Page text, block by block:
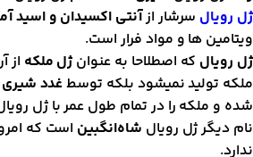
رویال سرشار ازآنتی اکسیدان و اسید
ها و مواد فرار است.
رویالکه اصطلاحا به عنوانژل ملکهاز
تولید نمیشود بلکه توسطغدد شیری
و ملکه را در تمام طول عمر با ژل
دیگر ژل رویال شاه‌انگبیناست که